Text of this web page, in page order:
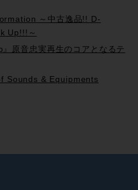
～中古逸品!! D-
Up!!!～
原音忠実再生のコアとなるテ
Sounds & Equipments